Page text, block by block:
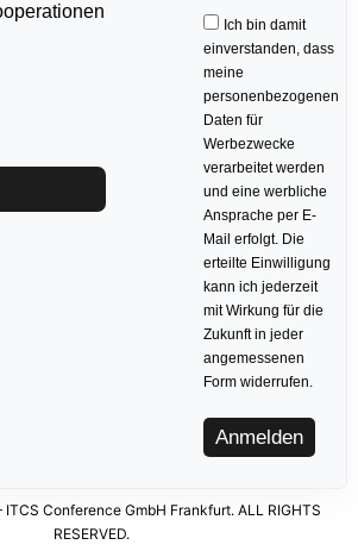
Ich bin damit
einverstanden, dass
meine
personenbezogenen
Daten für
Werbezwecke
verarbeitet werden
und eine werbliche
Ansprache per E-
Mail erfolgt. Die
erteilte Einwilligung
kann ich jederzeit
mit Wirkung für die
Zukunft in jeder
angemessenen
Form widerrufen.
Anmelden
Conference GmbH Frankfurt. ALL RIGHTS
RESERVED.